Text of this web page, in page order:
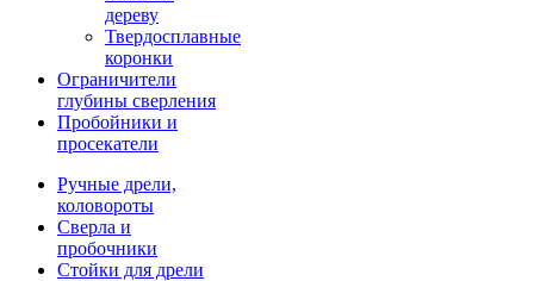
дереву
Твердосплавные
коронки
Ограничители
глубины сверления
Пробойники и
просекатели
Ручные дрели,
коловороты
Сверла и
пробочники
Стойки для дрели